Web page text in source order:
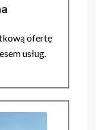
ofertę
usług.